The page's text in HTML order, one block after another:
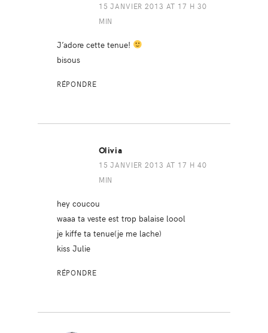
15 JANVIER 2013 AT 17 H 30
MIN
J’adore cette tenue!
bisous
RÉPONDRE
Olivia
15 JANVIER 2013 AT 17 H 40
MIN
hey coucou
waaa ta veste est trop balaise loool
je kiffe ta tenue(je me lache)
kiss Julie
RÉPONDRE